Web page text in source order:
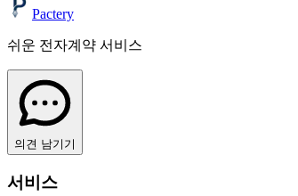
Pactery
쉬운 전자계약 서비스
의견 남기기
서비스